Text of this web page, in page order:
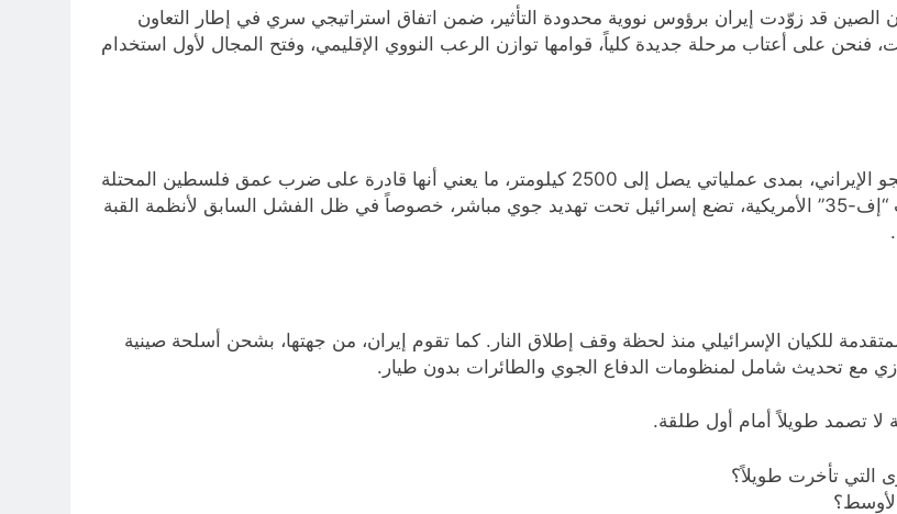
أن الصين قد زوّدت إيران برؤوس نووية محدودة التأثير، ضمن اتفاق استراتيجي سري في إطار التعاون
فنحن على أعتاب مرحلة جديدة كلياً، قوامها توازن الرعب النووي الإقليمي، وفتح المجال لأول استخدام
على صعيد آخر، دخلت مقاتلات صينية خارقة الخدمة لدى سلاح الجو الإيراني، بمدى عملياتي يصل إلى 2500 كيلومتر، ما يعني أنها قادرة على ضرب عمق فلسطين المحتلة
دون الحاجة إلى قواعد خارجية. هذه الطائرات، التي تماثل قدرات “إف-35” الأمريكية، تضع إسرائيل تحت تهديد جوي مباشر، خصوصاً في ظل الفشل السابق لأنظمة القبة
للكيان الإسرائيلي منذ لحظة وقف إطلاق النار. كما تقوم إيران، من جهتها، بشحن أسلحة صينية
مع تحديث شامل لمنظومات الدفاع الجوي والطائرات بدون طيار.
لا تصمد طويلاً أمام أول طلقة.
التي تأخرت طويلاً؟